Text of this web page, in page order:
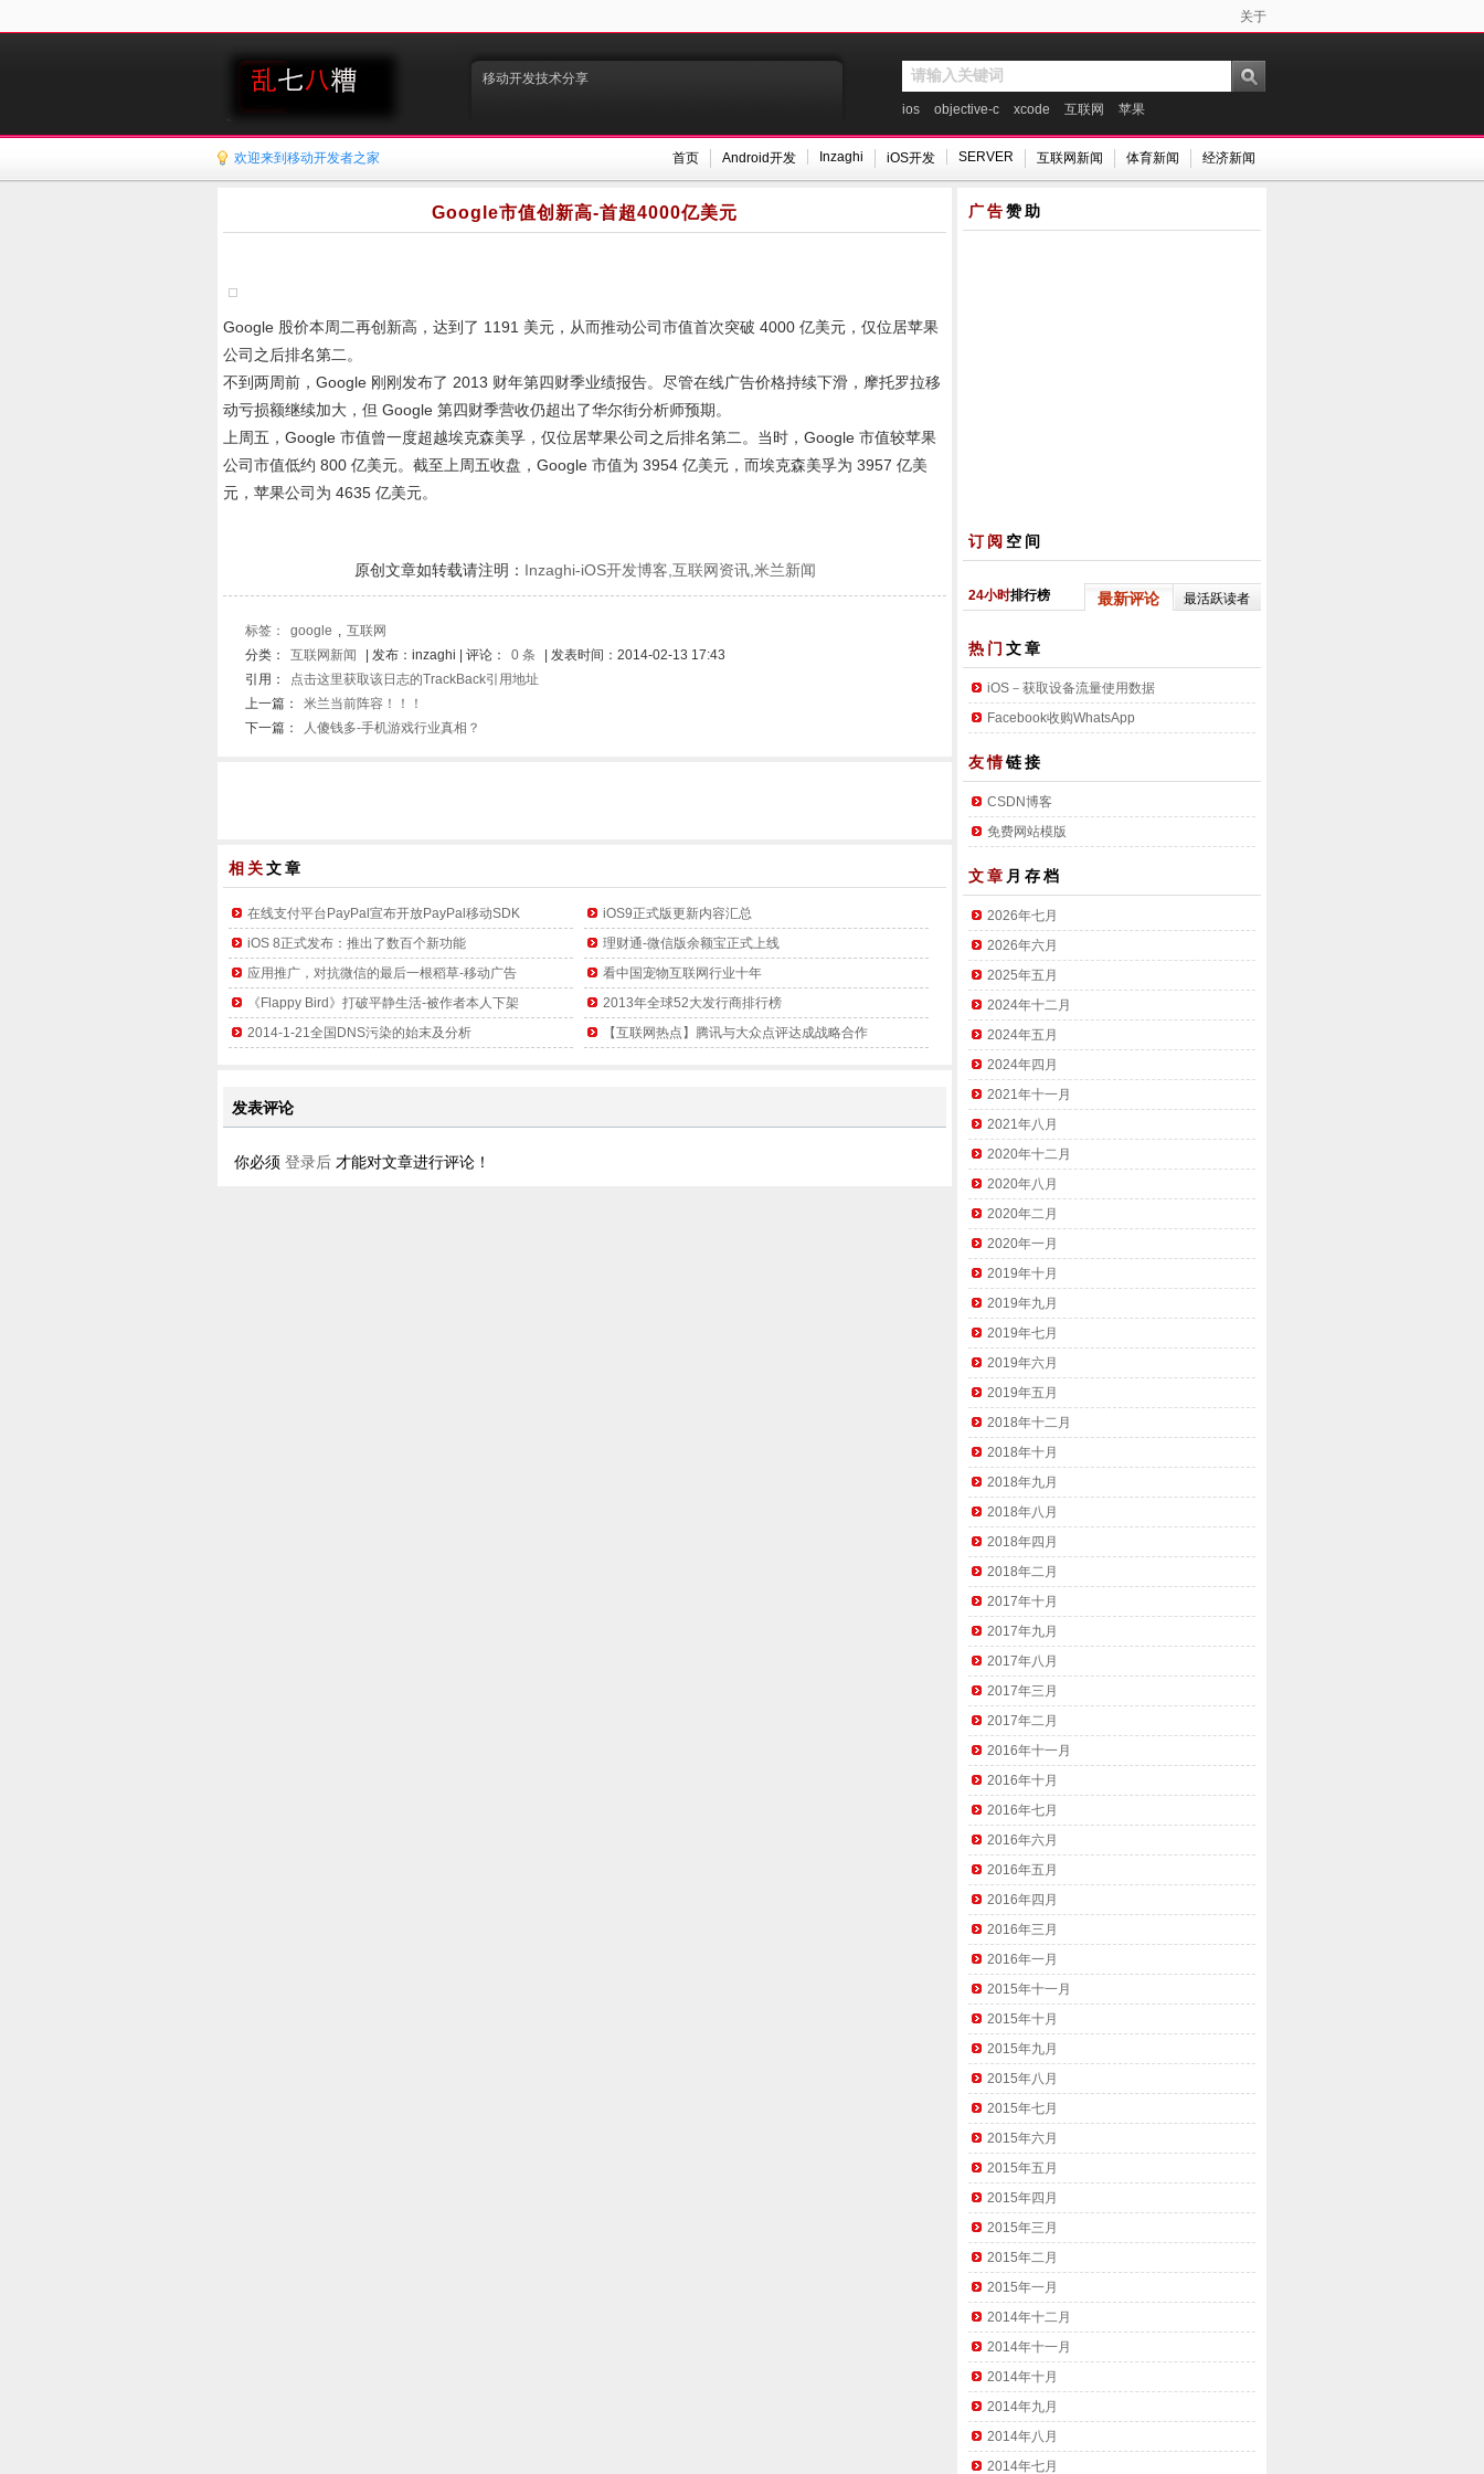
关于
移动开发技术分享
ios
objective-c xcode 互联网 苹果
首页 Android开发 Inzaghi iOS开发 SERVER 互联网新闻 体育新闻 经济新闻
欢迎来到移动开发者之家
Google市值创新高-首超4000亿美元
Google 股价本周二再创新高，达到了 1191 美元，从而推动公司市值首次突破 4000 亿美元，仅位居苹果
公司之后排名第二。
不到两周前，Google 刚刚发布了 2013 财年第四财季业绩报告。尽管在线广告价格持续下滑，摩托罗拉移
动亏损额继续加大，但 Google 第四财季营收仍超出了华尔街分析师预期。
上周五，Google 市值曾一度超越埃克森美孚，仅位居苹果公司之后排名第二。当时，Google 市值较苹果
公司市值低约 800 亿美元。截至上周五收盘，Google 市值为 3954 亿美元，而埃克森美孚为 3957 亿美
元，苹果公司为 4635 亿美元。
原创文章如转载请注明： Inzaghi-iOS开发博客,互联网资讯,米兰新闻
标签： google , 互联网
分类：
互联网新闻 | 发布：inzaghi | 评论： 0 条
| 发表时间：2014-02-13 17:43
引用：
点击这里获取该日志的TrackBack引用地址
上一篇：
米兰当前阵容！！！
下一篇：
人傻钱多-手机游戏行业真相？
相关文章
在线支付平台PayPal宣布开放PayPal移动SDK
iOS9正式版更新内容汇总
iOS 8正式发布：推出了数百个新功能
理财通-微信版余额宝正式上线
应用推广，对抗微信的最后一根稻草-移动广告
看中国宠物互联网行业十年
《Flappy Bird》打破平静生活-被作者本人下架
2013年全球52大发行商排行榜
2014-1-21全国DNS污染的始末及分析
【互联网热点】腾讯与大众点评达成战略合作
发表评论
你必须 登录后 才能对文章进行评论！
广告赞助
订阅 空间
24小时排行榜 最新评论 最活跃读者
热门 文章
iOS－获取设备流量使用数据
Facebook收购WhatsApp
友情链接
CSDN博客
免费网站模版
文章 月存档
2026年七月
2026年六月
2025年五月
2024年十二月
2024年五月
2024年四月
2021年十一月
2021年八月
2020年十二月
2020年八月
2020年二月
2020年一月
2019年十月
2019年九月
2019年七月
2019年六月
2019年五月
2018年十二月
2018年十月
2018年九月
2018年八月
2018年四月
2018年二月
2017年十月
2017年九月
2017年八月
2017年三月
2017年二月
2016年十一月
2016年十月
2016年七月
2016年六月
2016年五月
2016年四月
2016年三月
2016年一月
2015年十一月
2015年十月
2015年九月
2015年八月
2015年七月
2015年六月
2015年五月
2015年四月
2015年三月
2015年二月
2015年一月
2014年十二月
2014年十一月
2014年十月
2014年九月
2014年八月
2014年七月